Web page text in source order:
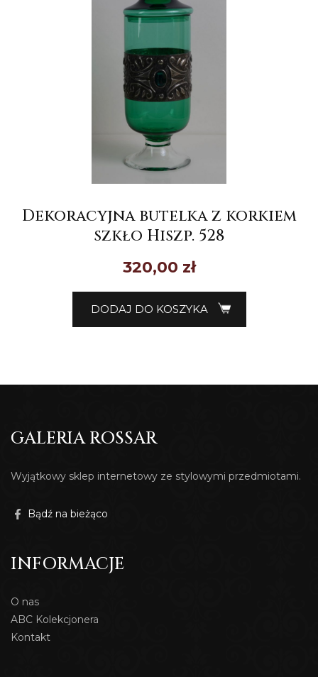
Dekoracyjna butelka z korkiem
szkło Hiszp. 528
320,00 zł
DODAJ DO KOSZYKA
GALERIA ROSSAR
Wyjątkowy sklep internetowy ze stylowymi przedmiotami.
Bądź na bieżąco
INFORMACJE
O nas
ABC Kolekcjonera
Kontakt